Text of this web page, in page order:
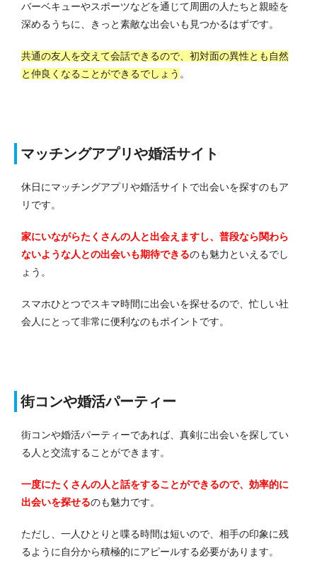
バーベキューやスポーツなどを通じて周囲の人たちと親睦を
深めるうちに、きっと素敵な出会いも見つかるはずです。
共通の友人を交えて会話できるので、初対面の異性とも自然
と仲良くなることができるでしょう 。
マッチングアプリや婚活サイト
休日にマッチングアプリや婚活サイトで出会いを探すのもア
リです。
家にいながらたくさんの人と出会えますし、普段なら関わら
ないような人との出会いも期待できるのも魅力といえるでし
ょう。
スマホひとつでスキマ時間に出会いを探せるので、忙しい社
会人にとって非常に便利なのもポイントです。
街コンや婚活パーティー
街コンや婚活パーティーであれば、真剣に出会いを探してい
る人と交流することができます。
一度にたくさんの人と話をすることができるので、効率的に
出会いを探せるのも魅力です。
ただし、一人ひとりと喋る時間は短いので、相手の印象に残
るように自分から積極的にアピールする必要があります。